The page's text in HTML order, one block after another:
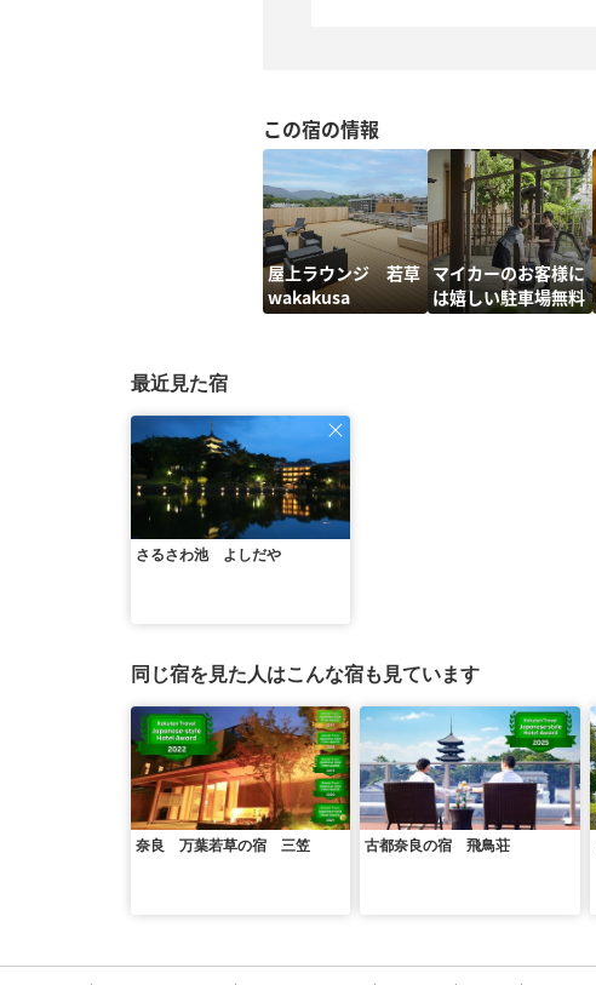
この宿の情報
屋上ラウンジ 若草
wakakusa
マイカーのお客様に
は嬉しい駐車場無料
最近見た宿
さるさわ池 よしだや
同じ宿を見た人はこんな宿も見ています
奈良 万葉若草の宿 三笠 古都奈良の宿 飛鳥荘